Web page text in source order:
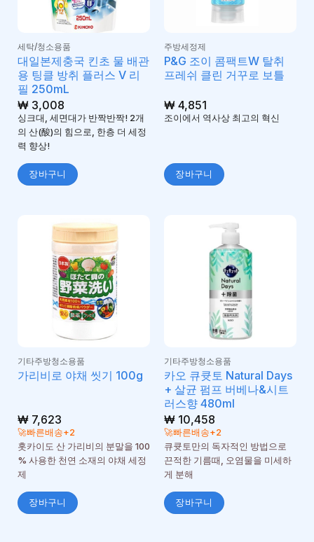
세탁/청소용품
대일본제충국 킨초 물 배관
용 팅클 방취 플러스 V 리
필 250mL
₩3,008
싱크대, 세면대가 반짝반짝! 2개
의 산(酸)의 힘으로, 한층 더 세정
력 향상!
장바구니
주방세정제
P&G 조이 콤팩트W 탈취
프레쉬 클린 거꾸로 보틀
₩4,851
조이에서 역사상 최고의 혁신
장바구니
기타주방청소용품
가리비로 야채 씻기 100g
₩7,623
🚀빠른배송+2
홋카이도 산 가리비의 분말을 100
% 사용한 천연 소재의 야채 세정
제
장바구니
기타주방청소용품
카오 큐큣토 Natural Days
+ 살균 펌프 버베나&시트
러스향 480ml
₩10,458
🚀빠른배송+2
큐큣토만의 독자적인 방법으로
끈적한 기름때, 오염물을 미세하
게 분해
장바구니